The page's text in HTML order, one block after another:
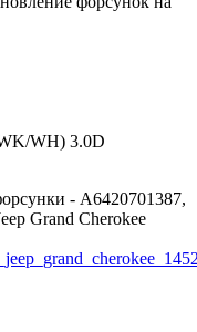
WH) 3.0D
- A6420701387,
Grand Cherokee